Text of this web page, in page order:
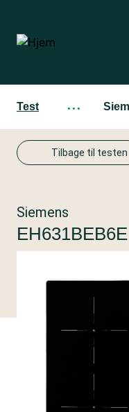
hovedindhold
Test ···
Tilbage til testen
Siemens
EH631BEB6E